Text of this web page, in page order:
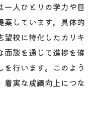
一人ひとりの学力や目
案しています。具体的
望校に特化したカリキ
面談を通じて進捗を確
行います。このよう
着実な成績向上につな